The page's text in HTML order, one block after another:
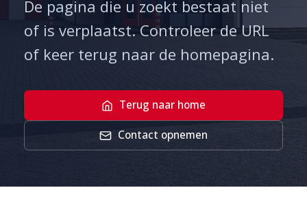
De pagina die u zoekt bestaat niet
of is verplaatst. Controleer de URL
of keer terug naar de homepagina.
Terug naar home
Contact opnemen